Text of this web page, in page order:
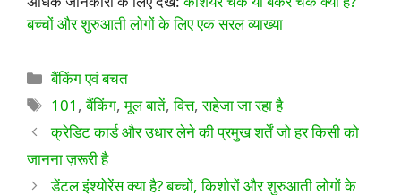
बच्चों और शुरुआती लोगों के लिए एक सरल व्याख्या
श्रेणियाँ
बैंकिंग एवं बचत
टैग
101 ,बैंकिंग,मूल बातें,वित्त,सहेजा जा रहा है
क्रेडिट कार्ड और उधार लेने की प्रमुख शर्तें जो हर किसी को
जानना ज़रूरी है
डेंटल इंश्योरेंस क्या है? बच्चों, किशोरों और शुरुआती लोगों के